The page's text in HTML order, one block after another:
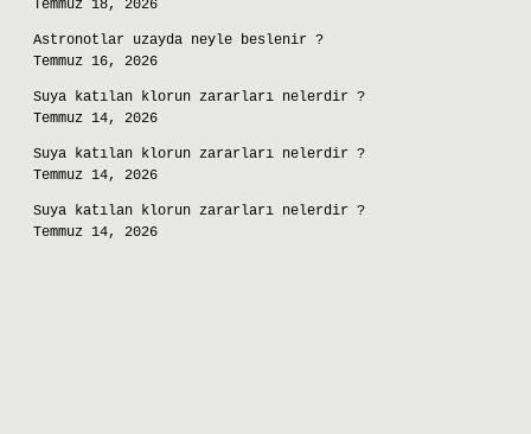
Temmuz 18, 2026
Astronotlar uzayda neyle beslenir ?
Temmuz 16, 2026
Suya katılan klorun zararları nelerdir ?
Temmuz 14, 2026
Suya katılan klorun zararları nelerdir ?
Temmuz 14, 2026
Suya katılan klorun zararları nelerdir ?
Temmuz 14, 2026